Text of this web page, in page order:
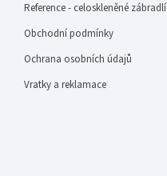
Reference - celoskleněné zábradlí
Obchodní podmínky
Ochrana osobních údajů
Vratky a reklamace